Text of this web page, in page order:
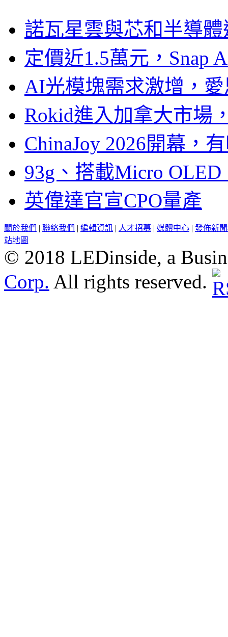
諾瓦星雲與芯和半導
定價近1.5萬元，Snap
AI光模塊需求激增，
Rokid進入加拿大市場
ChinaJoy 2026開幕，
93g、搭載Micro
英偉達官宣CPO量產
關於我們 | 聯絡我們 | 編輯資訊 | 人才招募 | 媒體中心 | 發佈新
站地圖
© 2018 LEDinside, a
Corp. All rights reserved.